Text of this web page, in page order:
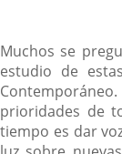
Muchos se
estudio de
prioridades de
tiempo es dar